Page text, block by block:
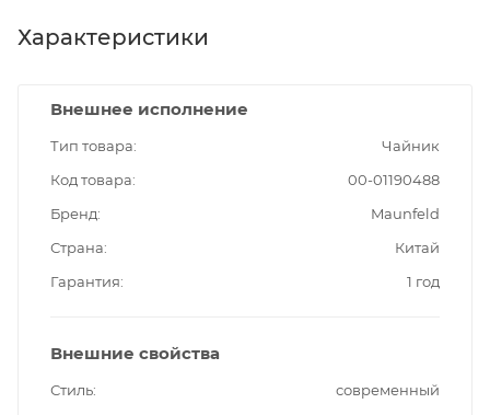
Характеристики
Внешнее исполнение
Тип товара
Чайник
Код товара
00-01190488
Бренд
Maunfeld
Страна
Китай
Гарантия
1 год
Внешние свойства
Стиль современный